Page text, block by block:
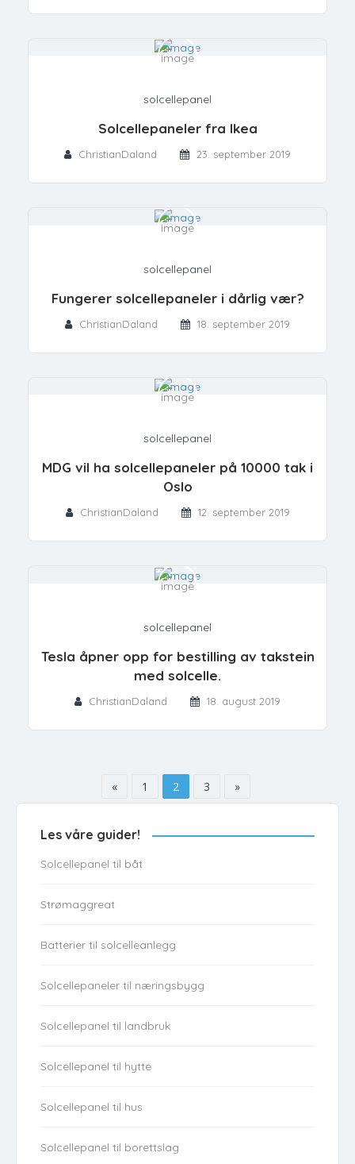
solcellepanel
Solcellepaneler fra Ikea
ChristianDaland 23. september 2019
solcellepanel
Fungerer solcellepaneler i dårlig vær?
ChristianDaland 18. september 2019
solcellepanel
MDG vil ha solcellepaneler på 10000 tak i
Oslo
ChristianDaland 12. september 2019
solcellepanel
Tesla åpner opp for bestilling av takstein
med solcelle.
ChristianDaland 18. august 2019
« 1 2 3 »
Les våre guider!
Solcellepanel til båt
Strømaggreat
Batterier til solcelleanlegg
Solcellepaneler til næringsbygg
Solcellepanel til landbruk
Solcellepanel til hytte
Solcellepanel til hus
Solcellepanel til borettslag